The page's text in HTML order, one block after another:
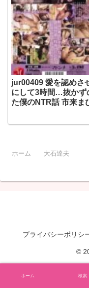
jur00409 愛を認めさ
にして3時間…抜かず
た僕のNTR話 市来ま
ホーム 大石達夫
プライバシーポリシ
©
ホーム 検索